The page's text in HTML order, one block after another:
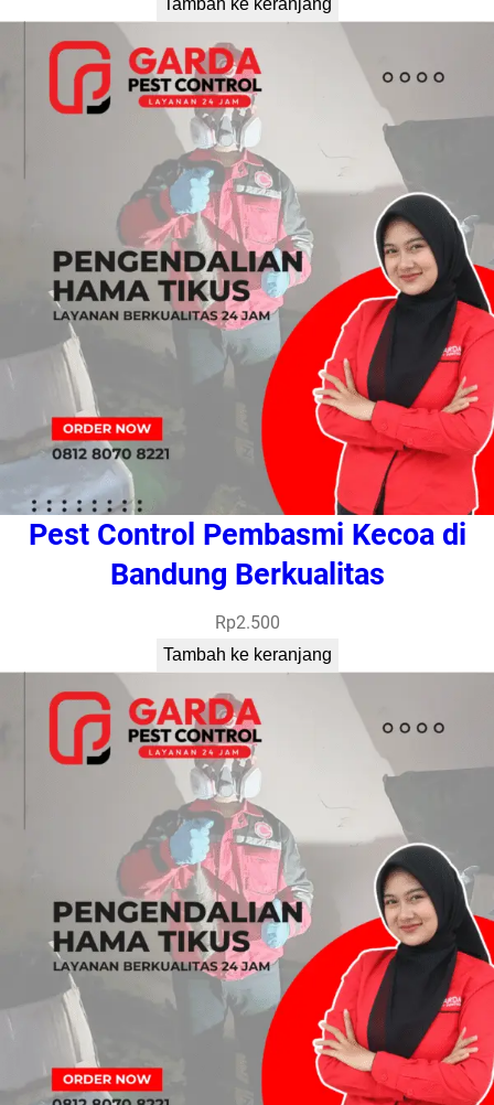
Tambah ke keranjang
Pest Control Pembasmi Kecoa di
Bandung Berkualitas
Rp2.500
Tambah ke keranjang